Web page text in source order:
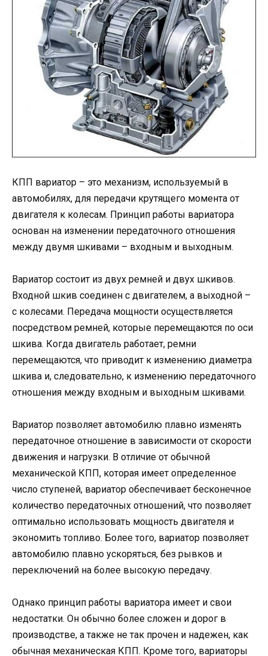
КПП вариатор – это механизм, используемый в
автомобилях, для передачи крутящего момента от
двигателя к колесам. Принцип работы вариатора
основан на изменении передаточного отношения
между двумя шкивами – входным и выходным.
Вариатор состоит из двух ремней и двух шкивов.
Входной шкив соединен с двигателем, а выходной –
с колесами. Передача мощности осуществляется
посредством ремней, которые перемещаются по оси
шкива. Когда двигатель работает, ремни
перемещаются, что приводит к изменению диаметра
шкива и, следовательно, к изменению передаточного
отношения между входным и выходным шкивами.
Вариатор позволяет автомобилю плавно изменять
передаточное отношение в зависимости от скорости
движения и нагрузки. В отличие от обычной
механической КПП, которая имеет определенное
число ступеней, вариатор обеспечивает бесконечное
количество передаточных отношений, что позволяет
оптимально использовать мощность двигателя и
экономить топливо. Более того, вариатор позволяет
автомобилю плавно ускоряться, без рывков и
переключений на более высокую передачу.
Однако принцип работы вариатора имеет и свои
недостатки. Он обычно более сложен и дорог в
производстве, а также не так прочен и надежен, как
обычная механическая КПП. Кроме того, вариаторы